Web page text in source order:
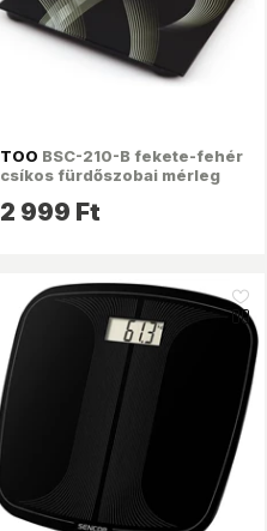
TOO BSC-210-B fekete-fehér
csíkos fürdőszobai mérleg
2 999 Ft
like_16